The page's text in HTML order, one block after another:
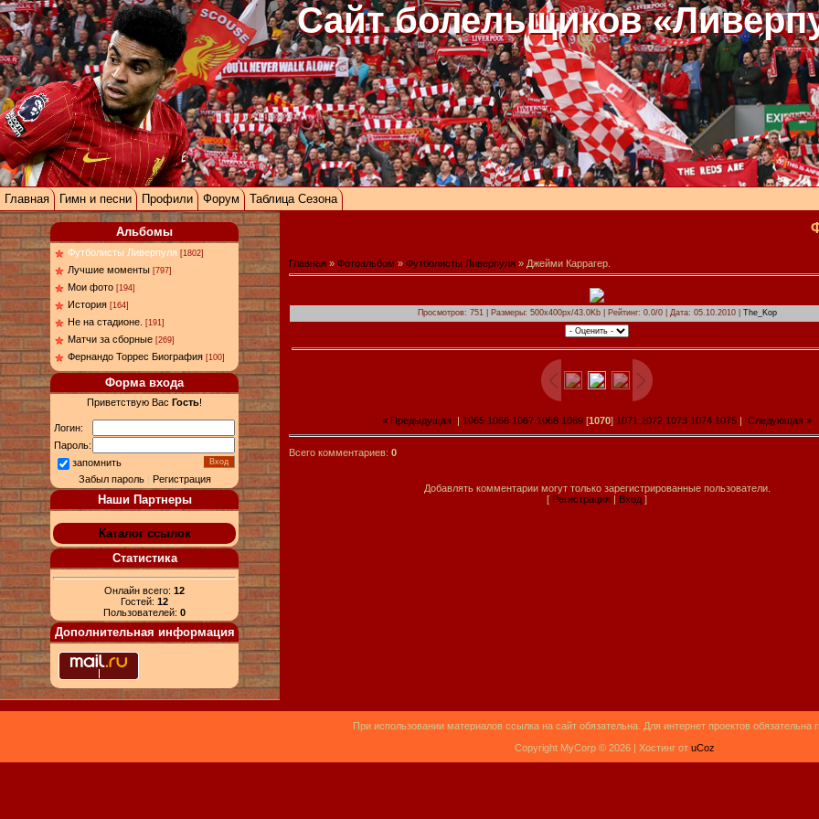
Сайт болельщиков
Главная Гимн и песни Профили Форум Таблица Сезона
Альбомы
Футболисты Ливерпуля [1802]
Лучшие моменты [797]
Мои фото [194]
История [164]
Не на стадионе. [191]
Матчи за сборные [269]
Фернандо Торрес Биография [100]
Форма входа
Приветствую Вас Гость!
Логин:
Пароль:
запомнить
Забыл пароль| Регистрация
Наши Партнеры
Каталог ссылок
Статистика
Онлайн всего: 12
Гостей: 12
Пользователей: 0
Дополнительная информация
Главная » Фотоальбом » Футболисты Ливерпуля » Джейми Каррагер.
Просмотров: 751 | Размеры: 500x400px/43.0Kb | Рейтинг: 0.0/0 | Дата: 05.10.2010 | The_Kop
« Предыдущая 1065 1066 1067 1068 1069 [1070] 1071 1072 1073 1074 1075 Следующая »
Всего комментариев: 0
Добавлять комментарии могут только зарегистрированные пользователи.
[ Регистрация | Вход ]
При использовании материалов ссылка на сайт обязательна. Для интернет проектов обязательна
Copyright MyCorp © 2026 | Хостинг от uCoz